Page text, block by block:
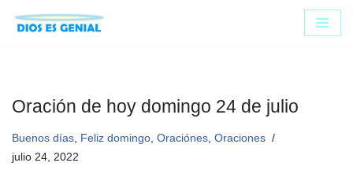
Oración de hoy domingo 24 de julio
Buenos días, Feliz domingo, Oraciónes, Oraciones
julio 24, 2022